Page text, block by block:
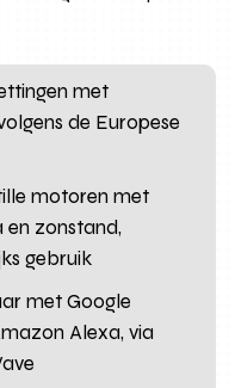
met
de Europese
motoren met
en zonstand,
gebruik
met Google
Alexa, via